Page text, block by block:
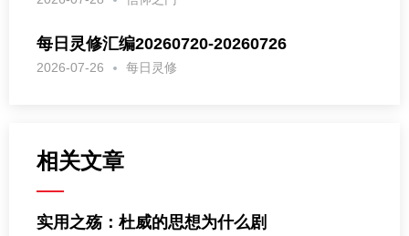
每日灵修汇编20260720-20260726
2026-07-26 每日灵修
相关文章
实用之殇：杜威的思想为什么剧